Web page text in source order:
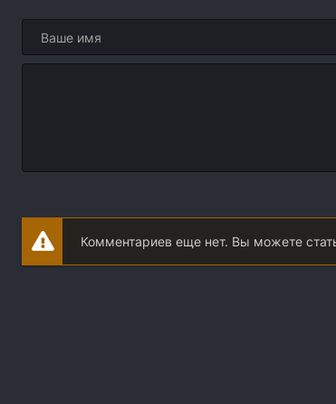
Комментариев еще нет. Вы можете